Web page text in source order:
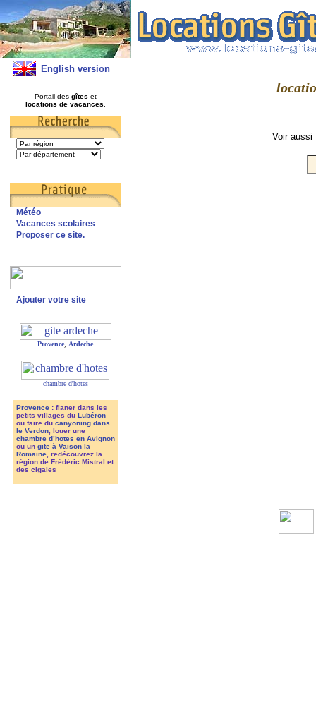
English version
Portail des gîtes et
locations de vacances
Météo
Vacances scolaires
Proposer ce site.
Ajouter votre site
Provence Ardeche
chambre d'hotes
Provence: flaner dans les
petits villages du Lubéron
ou faire du canyoning dans
le Verdon, louer une
chambre d’hotes en Avignon
ou un gite à Vaison la
Romaine, redécouvrez la
région de Frédéric Mistral et
des cigales
Voir